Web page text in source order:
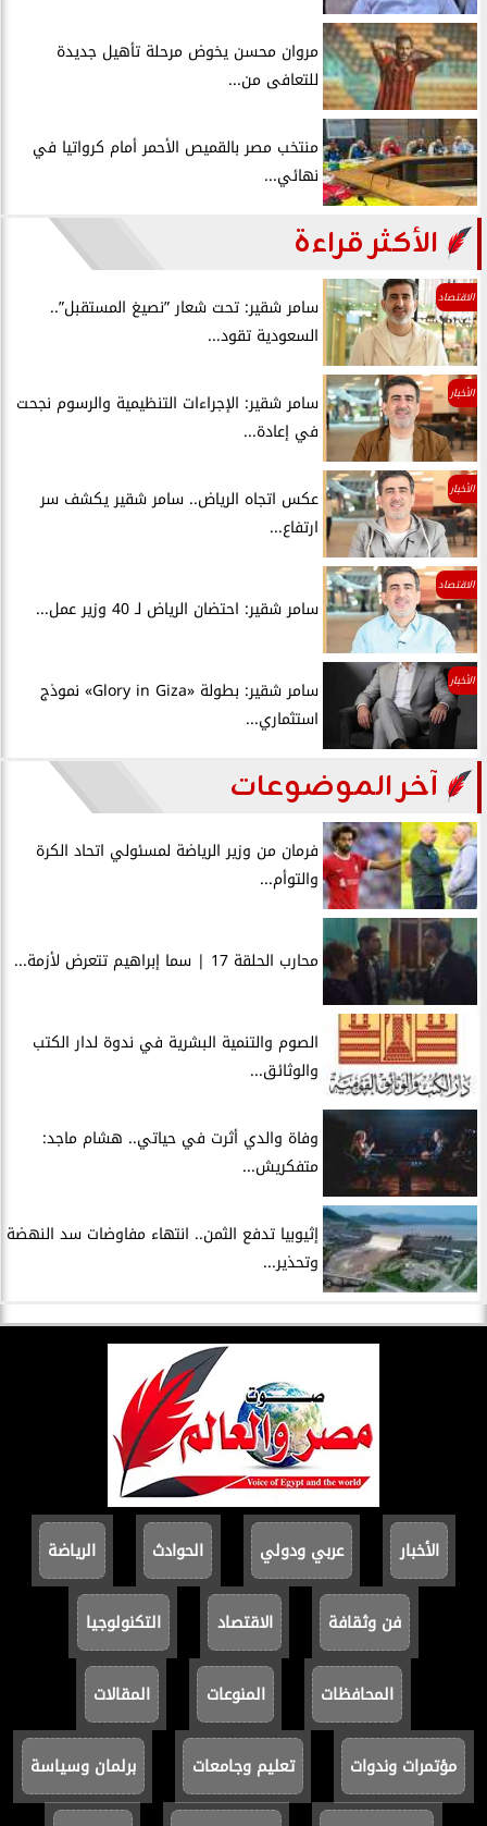
مروان محسن يخوض مرحلة تأهيل جديدة
للتعافى من...
منتخب مصر بالقميص الأحمر أمام كرواتيا في
نهائي...
الأكثر قراءة
الاقتصاد
سامر شقير: تحت شعار ”نصيغ المستقبل”..
السعودية تقود...
الأخبار
سامر شقير: الإجراءات التنظيمية والرسوم نجحت
في إعادة...
الأخبار
عكس اتجاه الرياض.. سامر شقير يكشف سر
ارتفاع...
الاقتصاد
سامر شقير: احتضان الرياض لـ 40 وزير عمل...
الأخبار
سامر شقير: بطولة «Glory in Giza» نموذج
استثماري...
آخر الموضوعات
فرمان من وزير الرياضة لمسئولي اتحاد الكرة
والتوأم...
محارب الحلقة 17 | سما إبراهيم تتعرض لأزمة...
الصوم والتنمية البشرية في ندوة لدار الكتب
والوثائق...
وفاة والدي أثرت في حياتي.. هشام ماجد:
متفكريش...
إثيوبيا تدفع الثمن.. انتهاء مفاوضات سد النهضة
وتحذير...
الأخبار عربي ودولي الحوادث الرياضة
فن وثقافة الاقتصاد التكنولوجيا
المحافظات المنوعات المقالات
مؤتمرات وندوات تعليم وجامعات برلمان وسياسة